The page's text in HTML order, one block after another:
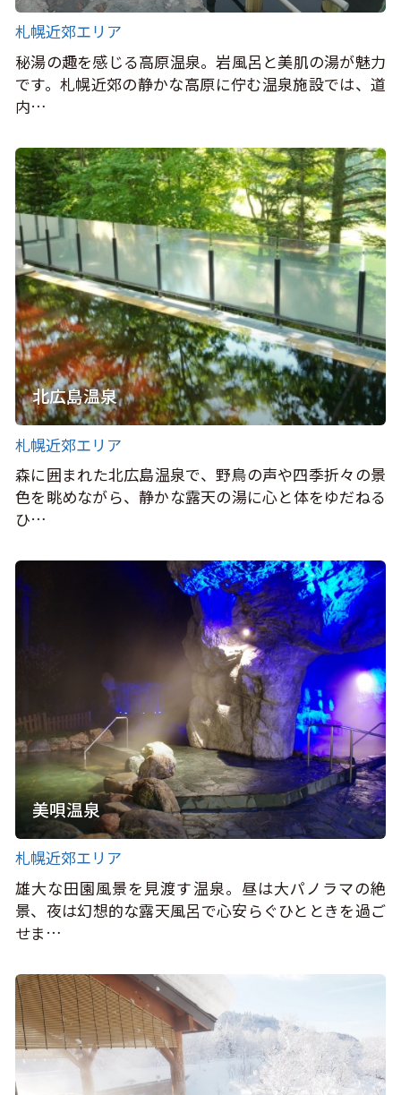
札幌近郊エリア
秘湯の趣を感じる高原温泉。岩風呂と美肌の湯が魅力
です。札幌近郊の静かな高原に佇む温泉施設では、道
内…
北広島温泉
札幌近郊エリア
森に囲まれた北広島温泉で、野鳥の声や四季折々の景
色を眺めながら、静かな露天の湯に心と体をゆだねる
ひ…
美唄温泉
札幌近郊エリア
雄大な田園風景を見渡す温泉。昼は大パノラマの絶
景、夜は幻想的な露天風呂で心安らぐひとときを過ご
せま…